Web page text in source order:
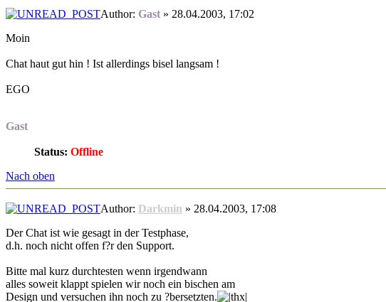
Author: Gast » 28.04.2003, 17:02
Moin
Chat haut gut hin ! Ist allerdings bisel langsam !
EGO
Gast
Status: Offline
Nach oben
Author: Darkmin » 28.04.2003, 17:08
Der Chat ist wie gesagt in der Testphase,
d.h. noch nicht offen f?r den Support.
Bitte mal kurz durchtesten wenn irgendwann
alles soweit klappt spielen wir noch ein bischen am
Design und versuchen ihn noch zu ?bersetzten.